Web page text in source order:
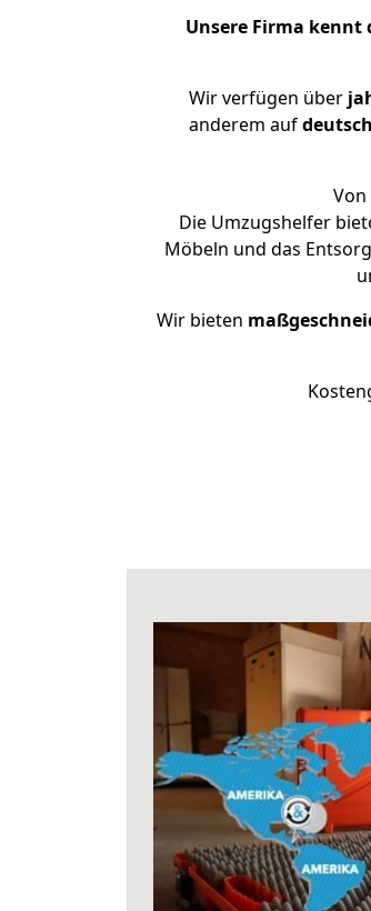
Unsere Firma kennt
Wir verfügen über
anderem auf
Die Umzugshelfer
Möbeln und das
Wir bieten